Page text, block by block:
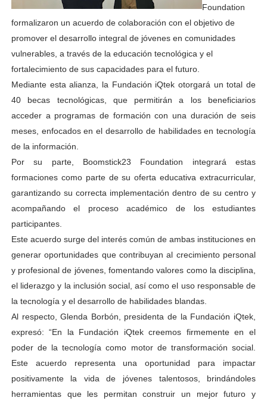
Foundation
formalizaron un acuerdo de colaboración con el objetivo de
promover el desarrollo integral de jóvenes en comunidades
vulnerables, a través de la educación tecnológica y el
fortalecimiento de sus capacidades para el futuro.
Mediante esta alianza, la Fundación iQtek otorgará un total de
40 becas tecnológicas, que permitirán a los beneficiarios
acceder a programas de formación con una duración de seis
meses, enfocados en el desarrollo de habilidades en tecnología
de la información.
Por su parte, Boomstick23 Foundation integrará estas
formaciones como parte de su oferta educativa extracurricular,
garantizando su correcta implementación dentro de su centro y
acompañando el proceso académico de los estudiantes
participantes.
Este acuerdo surge del interés común de ambas instituciones en
generar oportunidades que contribuyan al crecimiento personal
y profesional de jóvenes, fomentando valores como la disciplina,
el liderazgo y la inclusión social, así como el uso responsable de
la tecnología y el desarrollo de habilidades blandas.
Al respecto, Glenda Borbón, presidenta de la Fundación iQtek,
expresó: “En la Fundación iQtek creemos firmemente en el
poder de la tecnología como motor de transformación social.
Este acuerdo representa una oportunidad para impactar
positivamente la vida de jóvenes talentosos, brindándoles
herramientas que les permitan construir un mejor futuro y